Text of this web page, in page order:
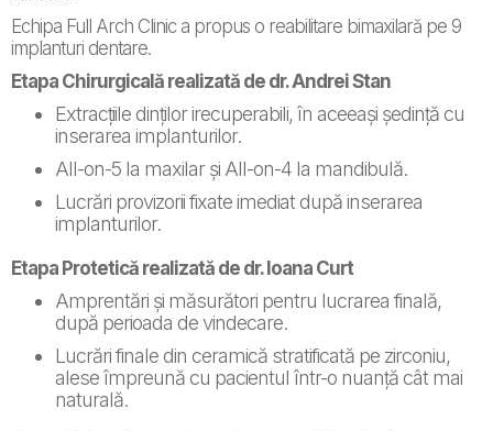
Echipa Full Arch Clinic a propus o reabilitare bimaxilară pe 9
implanturi dentare.
Etapa Chirurgicală realizată de dr. Andrei Stan
Extracțiile dinților irecuperabili, în aceeași ședință cu
inserarea implanturilor.
All-on-5 la maxilar și All-on-4 la mandibulă.
Lucrări provizorii fixate imediat după inserarea
implanturilor.
Etapa Protetică realizată de dr. Ioana Curt
Amprentări și măsurători pentru lucrarea finală,
după perioada de vindecare.
Lucrări finale din ceramică stratificată pe zirconiu,
alese împreună cu pacientul într-o nuanță cât mai
naturală.